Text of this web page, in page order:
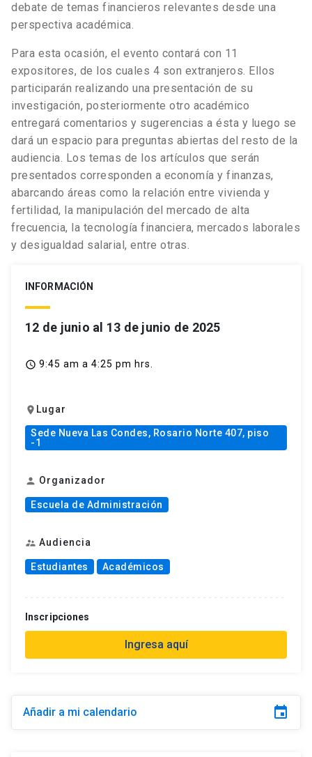
debate de temas financieros relevantes desde una
perspectiva académica.
Para esta ocasión, el evento contará con 11
expositores, de los cuales 4 son extranjeros. Ellos
participarán realizando una presentación de su
investigación, posteriormente otro académico
entregará comentarios y sugerencias a ésta y luego se
dará un espacio para preguntas abiertas del resto de la
audiencia. Los temas de los artículos que serán
presentados corresponden a economía y finanzas,
abarcando áreas como la relación entre vivienda y
fertilidad, la manipulación del mercado de alta
frecuencia, la tecnología financiera, mercados laborales
y desigualdad salarial, entre otras.
INFORMACIÓN
12 de junio al 13 de junio de 2025
access_time 9:45 am a 4:25 pm hrs.
location_on Lugar
Sede Nueva Las Condes, Rosario Norte 407, piso
-1
person Organizador
Escuela de Administración
supervisor_account Audiencia
Estudiantes Académicos
Inscripciones
Ingresa aquí
Añadir a mi calendario event